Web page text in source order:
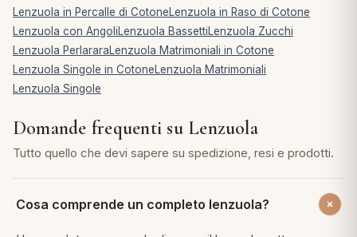
Lenzuola in Percalle di CotoneLenzuola in Raso di Cotone
Lenzuola con AngoliLenzuola BassettiLenzuola Zucchi
Lenzuola PerlararaLenzuola Matrimoniali in Cotone
Lenzuola Singole in CotoneLenzuola Matrimoniali
Lenzuola Singole
Domande frequenti su Lenzuola
Tutto quello che devi sapere su spedizione, resi e prodotti.
Cosa comprende un completo lenzuola?